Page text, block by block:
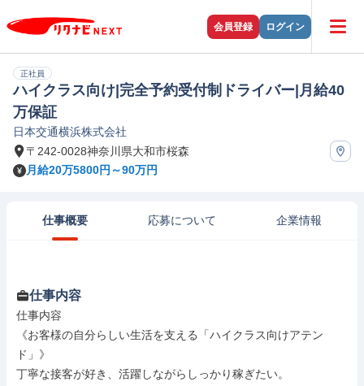
会員登録 ログイン
正社員
ハイクラス向け|完全予約受付制ドライバー|月給40
万保証
日本交通横浜株式会社
〒242-0028神奈川県大和市桜森
月給20万5800円～90万円
仕事概要 応募について 企業情報
仕事内容
仕事内容
《お客様の自分らしい生活を支える「ハイクラス向けアテン
ド」》
丁寧な接客が好き、活躍しながらしっかり稼ぎたい。